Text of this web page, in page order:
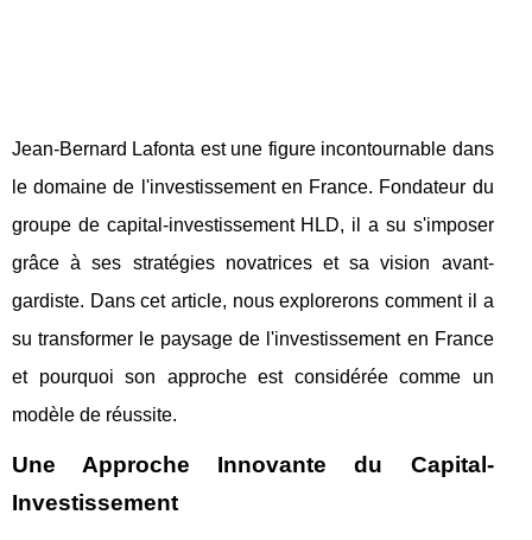
Jean-Bernard Lafonta est une figure incontournable dans
le domaine de l'investissement en France. Fondateur du
groupe de capital-investissement HLD, il a su s'imposer
grâce à ses stratégies novatrices et sa vision avant-
gardiste. Dans cet article, nous explorerons comment il a
su transformer le paysage de l'investissement en France
et pourquoi son approche est considérée comme un
modèle de réussite.
Une Approche Innovante du Capital-
Investissement